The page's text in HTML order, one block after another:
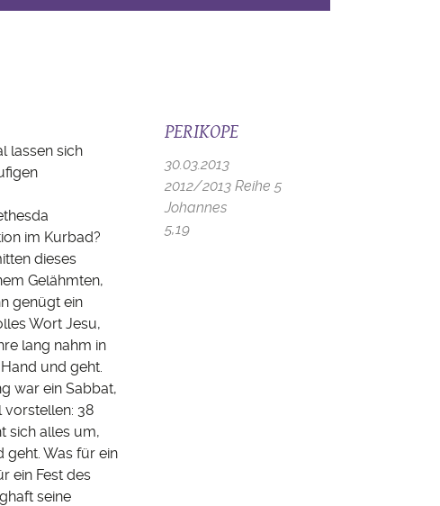
lassen sich
im Kurbad?
dieses
Gelähmten,
genügt ein
Wort Jesu,
lang nahm in
und geht.
war ein Sabbat,
vorstellen: 38
sich alles um,
geht. Was für ein
ein Fest des
seine
PERIKOPE
30.03.2013
2012/2013 Reihe 5
Johannes
5,19